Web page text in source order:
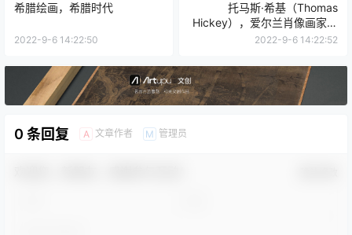
希腊绘画，希腊时代
2022-9-6 14:22:50
托马斯·希基（Thomas
Hickey），爱尔兰肖像画家：
传记
2022-9-6 14:22:52
0 条回复 A 文章作者 M 管理员